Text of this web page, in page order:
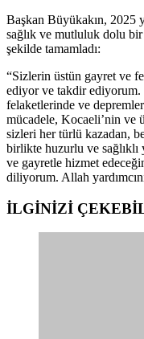
Başkan Büyükakın, 2025
sağlık ve mutluluk dolu bir
şekilde tamamladı:
“Sizlerin üstün gayret ve
ediyor ve takdir ediyorum.
felaketlerinde ve
mücadele, Kocaeli’nin ve
sizleri her türlü kazadan,
birlikte huzurlu ve sağlıklı
ve gayretle hizmet
diliyorum. Allah
İLGİNİZİ